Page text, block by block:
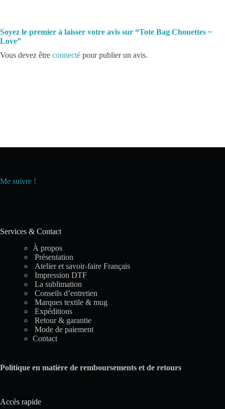
Soyez le premier à laisser votre avis sur “Tote Bag Chouettes ~
Love”
Vous devez être connecté pour publier un avis.
Me suivre !
Services & Contact
À propos
Présentation
Atelier et savoir-faire Français
Impression DTF
La sublimation
Conseils d’entretien
Marques textile & mug
Expéditions
Retour & garantie
Mode de paiement
Contact
Politique en matière de remboursements et de retours
Accès rapide